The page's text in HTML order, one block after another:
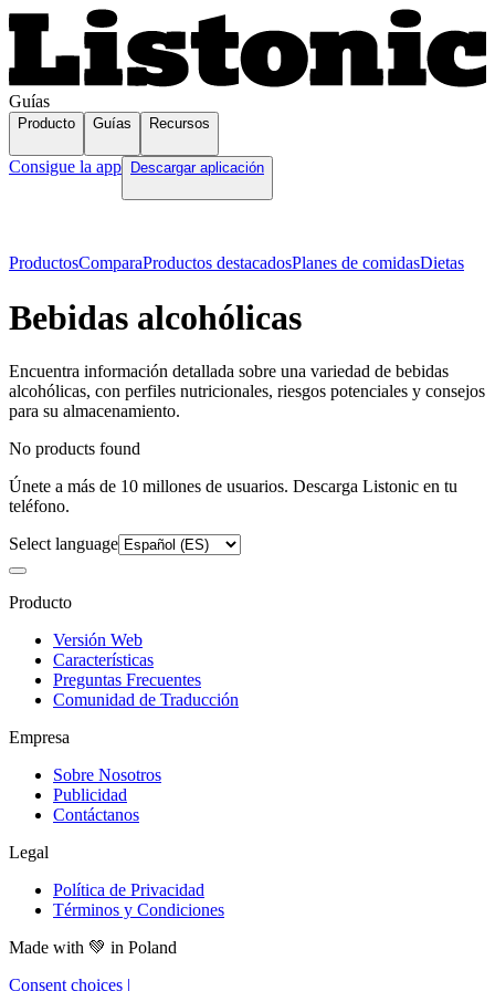
Guías
Producto Guías Recursos
Consigue la app Descargar aplicación
ProductosComparaProductos destacadosPlanes de comidasDietas
Bebidas alcohólicas
Encuentra información detallada sobre una variedad de bebidas
alcohólicas, con perfiles nutricionales, riesgos potenciales y consejos
para su almacenamiento.
No products found
Únete a más de 10 millones de usuarios. Descarga Listonic en tu
teléfono.
Select language
Producto
Versión Web
Características
Preguntas Frecuentes
Comunidad de Traducción
Empresa
Sobre Nosotros
Publicidad
Contáctanos
Legal
Política de Privacidad
Términos y Condiciones
Made with 💚 in Poland
Consent choices |